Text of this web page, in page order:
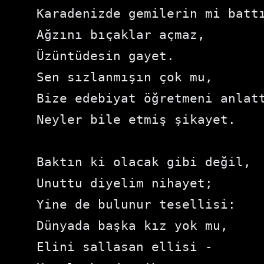
Karadenizde gemilerin mi
Ağzını bıçaklar açmaz,
Üzüntüdesin gayet.
Sen sızlanmışın çok mu,
Bize edebiyat öğretmeni
Neyler bile etmiş şikayet.
Baktın ki olacak gibi değil,
Unuttu diyelim nihayet;
Yine de bulunur tesellisi:
Dünyada başka kız yok mu,
Elini sallasan ellisi -